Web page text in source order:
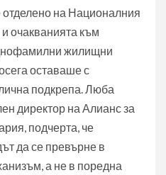
на Националния
очакванията към
жилищни
оставаше с
подкрепа. Люба
директор на Алианс за
подчерта, че
да се превърне в
а не в поредна